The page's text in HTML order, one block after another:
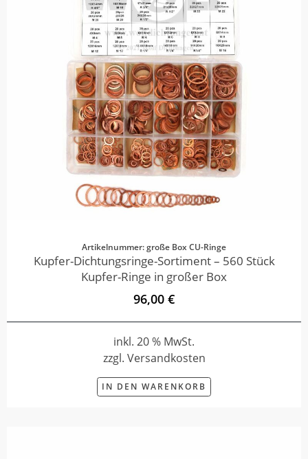
Artikelnummer: große Box CU-Ringe
Kupfer-Dichtungsringe-Sortiment – 560 Stück
Kupfer-Ringe in großer Box
96,00 €
inkl. 20 % MwSt.
zzgl. Versandkosten
IN DEN WARENKORB